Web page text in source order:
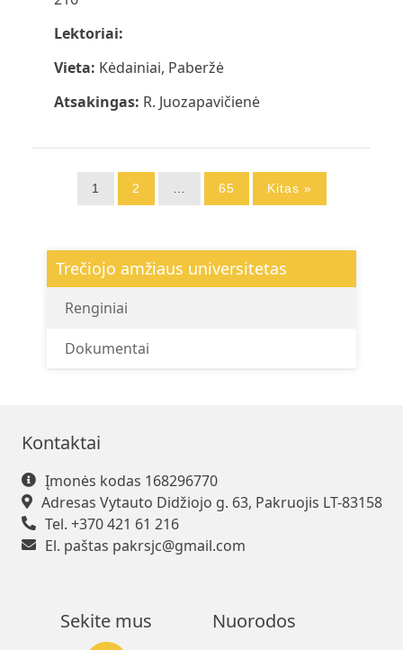
Lektoriai:
Vieta: Kėdainiai, Paberžė
Atsakingas: R. Juozapavičienė
Įrašų
puslapiavimas
1 2 65 Kitas »
Trečiojo amžiaus universitetas
Renginiai
Dokumentai
Kontaktai
Įmonės kodas 168296770
Adresas Vytauto Didžiojo g. 63, Pakruojis LT-83158
Tel. +370 421 61 216
El. paštas pakrsjc@gmail.com
Sekite mus Nuorodos